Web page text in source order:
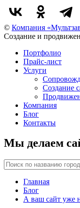
© Компания
Создание и
Портфолио
Прайс-лист
Услуги
Создание
Компания
Блог
Контакты
Мы делаем
Главная
Блог
А ваш сайт уже